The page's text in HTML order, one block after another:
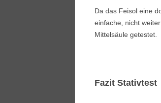
Da das Feisol eine
einfache, nicht
Mittelsäule getestet.
Fazit Stativtest